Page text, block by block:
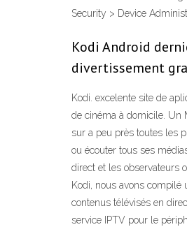
Security > Device
Kodi Android
divertissement
Kodi. excelente site de
de cinéma à domicile. Un
sur a peu près toutes les
ou écouter tous ses
direct et les observateurs
Kodi, nous avons
contenus télévisés en
service IPTV pour le